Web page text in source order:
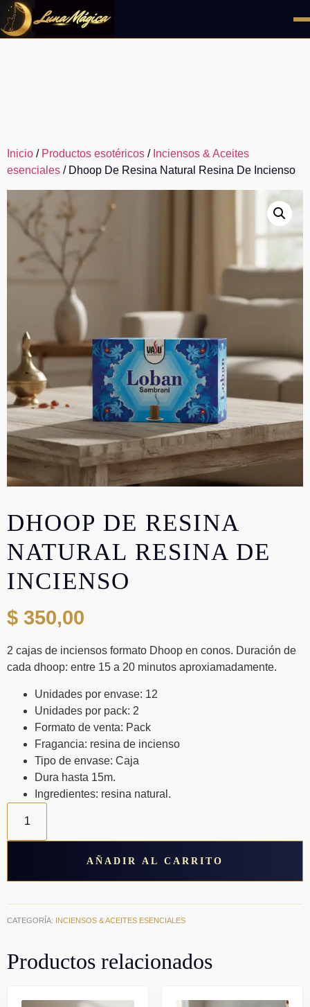
Inicio / Productos esotéricos / Inciensos & Aceites
esenciales / Dhoop De Resina Natural Resina De Incienso
DHOOP DE RESINA
NATURAL RESINA DE
INCIENSO
$ 350,00
2 cajas de inciensos formato Dhoop en conos. Duración de
cada dhoop: entre 15 a 20 minutos aproxiamadamente.
Unidades por envase: 12
Unidades por pack: 2
Formato de venta: Pack
Fragancia: resina de incienso
Tipo de envase: Caja
Dura hasta 15m.
Ingredientes: resina natural.
Dhoop
Natural
cantidad
AÑADIR AL CARRITO
CATEGORÍA: INCIENSOS & ACEITES ESENCIALES
Productos relacionados